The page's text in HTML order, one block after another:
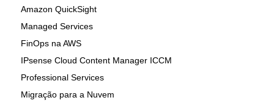
Amazon QuickSight
Managed Services
FinOps na AWS
IPsense Cloud Content Manager ICCM
Professional Services
Migração para a Nuvem